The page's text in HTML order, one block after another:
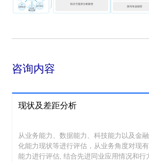
咨询内容
现状及差距分析
从业务能力、数据能力、科技能力以及金
化能力现状等进行评估，从业务角度对现
能力进行评估, 结合先进同业应用情况和行